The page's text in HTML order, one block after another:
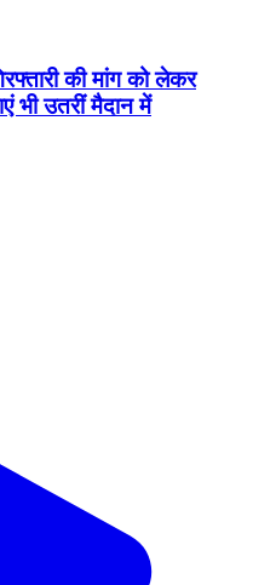
की मांग को लेकर
भी उतरीं मैदान में